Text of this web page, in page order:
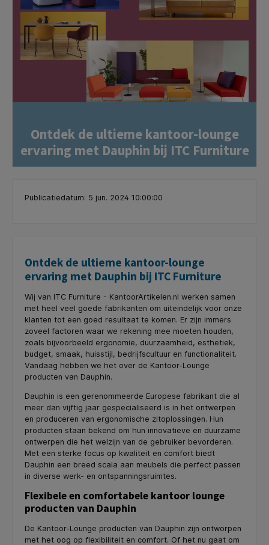
Ontdek de ultieme kantoor-lounge
ervaring met Dauphin bij ITC Furniture
Publicatiedatum: 5 jun. 2024 10:00:00
Ontdek de ultieme kantoor-lounge
ervaring met Dauphin bij ITC Furniture
Wij van ITC Furniture - KantoorArtikelen.nl werken samen
met heel veel goede fabrikanten om uiteindelijk voor onze
klanten tot een goed resultaat te komen. Er zijn immers
zoveel factoren waar we rekening mee moeten houden,
zoals bijvoorbeeld ergonomie, duurzaamheid, esthetiek,
budget, smaak, huisstijl, bedrijfscultuur en functionaliteit.
Vandaag hebben we het over de Kantoor-Lounge
producten van Dauphin.
Dauphin is een gerenommeerde Europese fabrikant die al
meer dan vijftig jaar gespecialiseerd is in het ontwerpen
en produceren van ergonomische zitoplossingen. Hun
producten staan bekend om hun innovatieve en duurzame
ontwerpen die het welzijn van de gebruiker bevorderen.
Met een sterke focus op kwaliteit en comfort biedt
Dauphin een breed scala aan meubels die perfect passen
in diverse werk- en ontspanningsruimtes.
Flexibele en comfortabele kantoor lounge
producten van Dauphin
De Kantoor-Lounge producten van Dauphin zijn ontworpen
met het oog op flexibiliteit en comfort. Of het nu gaat om